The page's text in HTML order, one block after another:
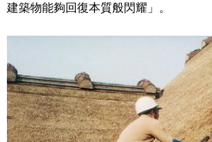
文化
生活
運動
建築物能夠回復本質般閃耀」。